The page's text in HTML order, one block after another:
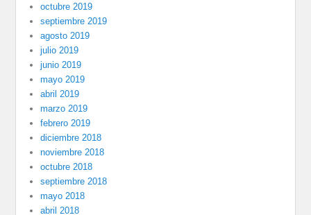
octubre 2019
septiembre 2019
agosto 2019
julio 2019
junio 2019
mayo 2019
abril 2019
marzo 2019
febrero 2019
diciembre 2018
noviembre 2018
octubre 2018
septiembre 2018
mayo 2018
abril 2018